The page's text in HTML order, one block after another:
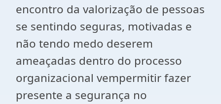
encontro da valorização de pessoas
se sentindo seguras, motivadas e
não tendo medo deserem
ameaçadas dentro do processo
organizacional vempermitir fazer
presente a segurança no